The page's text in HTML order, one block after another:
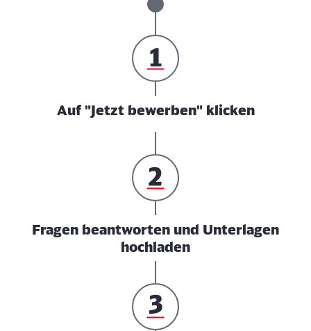
Auf "Jetzt bewerben" klicken
Fragen beantworten und Unterlagen
hochladen